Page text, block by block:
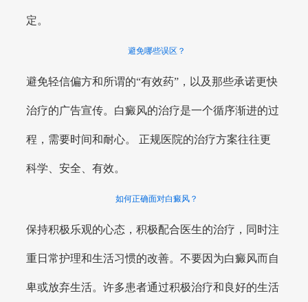
定。
避免哪些误区？
避免轻信偏方和所谓的“有效药”，以及那些承诺更快
治疗的广告宣传。白癜风的治疗是一个循序渐进的过
程，需要时间和耐心。 正规医院的治疗方案往往更
科学、安全、有效。
如何正确面对白癜风？
保持积极乐观的心态，积极配合医生的治疗，同时注
重日常护理和生活习惯的改善。不要因为白癜风而自
卑或放弃生活。许多患者通过积极治疗和良好的生活